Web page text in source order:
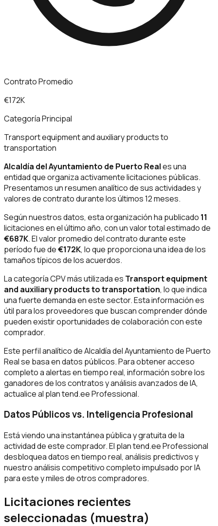
Contrato Promedio
€172K
Categoría Principal
Transport equipment and auxiliary products to
transportation
Alcaldía del Ayuntamiento de Puerto Reales una
entidad que organiza activamente licitaciones públicas.
Presentamos un resumen analítico de sus actividades y
valores de contrato durante los últimos 12 meses.
Según nuestros datos, esta organización ha publicado 11
licitaciones en el último año, con un valor total estimado de
€687K. El valor promedio del contrato durante este
período fue de€172K, lo que proporciona una idea de los
tamaños típicos de los acuerdos.
La categoría CPV más utilizada es Transport equipment
and auxiliary products to transportation, lo que indica
una fuerte demanda en este sector. Esta información es
útil para los proveedores que buscan comprender dónde
pueden existir oportunidades de colaboración con este
comprador.
Este perfil analítico de Alcaldía del Ayuntamiento de Puerto
Real se basa en datos públicos. Para obtener acceso
completo a alertas en tiempo real, información sobre los
ganadores de los contratos y análisis avanzados de IA,
actualice al plan tend.ee Professional.
Datos Públicos vs. Inteligencia Profesional
Está viendo una instantánea pública y gratuita de la
actividad de este comprador. El plan tend.ee Professional
desbloquea datos en tiempo real, análisis predictivos y
nuestro análisis competitivo completo impulsado por IA
para este y miles de otros compradores.
Licitaciones recientes
seleccionadas (muestra)